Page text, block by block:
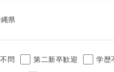
県
問 第二新卒歓迎 学歴